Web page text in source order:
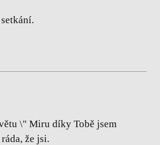
\" Miru díky Tobě jsem
že jsi.